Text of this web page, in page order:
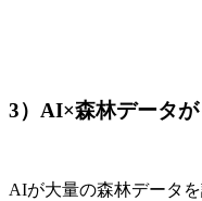
3）AI×森林データ
AIが大量の森林データを